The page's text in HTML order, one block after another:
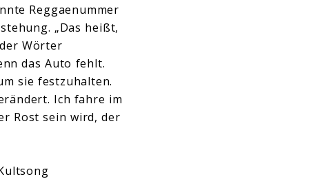
Reggaenummer
„Das heißt,
Wörter
das Auto fehlt.
sie festzuhalten.
Ich fahre im
Rost sein wird, der